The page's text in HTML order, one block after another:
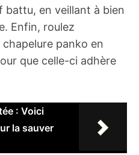
battu, en veillant à bien
Enfin, roulez
panko en
que celle-ci adhère
: Voici
la sauver